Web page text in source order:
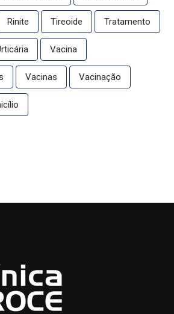
Rinite Tireoide Tratamento
Vacina
Vacinas Vacinação